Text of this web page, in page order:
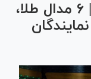
کشتی فرنگی نوجوانان آسیا| ۶ مدال طلا،